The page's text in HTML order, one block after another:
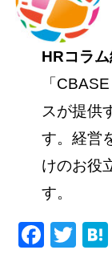
HRコラ
「
スが提供
す。経営
けのお役
す。